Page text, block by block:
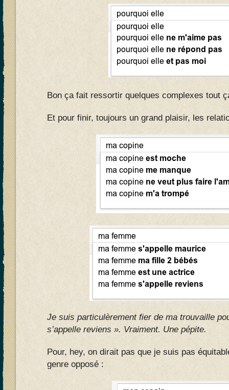
Bon ça fait ressortir quelques complexes tout
Et pour finir, toujours un grand plaisir, les
Je suis particulèrement fier de ma trouvaille
s’appelle reviens ». Vraiment. Une pépite.
Pour, hey, on dirait pas que je suis pas
genre opposé :